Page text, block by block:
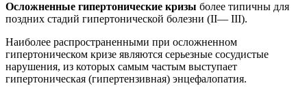
Осложненные гипертонические кризы более типичны для
поздних стадий гипертонической болезни (II— III).
Наиболее распространенными при осложненном
гипертоническом кризе являются серьезные сосудистые
нарушения, из которых самым частым выступает
гипертоническая (гипертензивная) энцефалопатия.